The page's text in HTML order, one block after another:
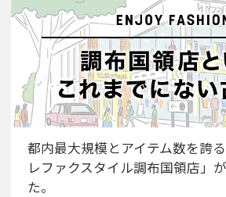
都内最大規模とアイテム数を誇
レファクスタイル調布国領店」
た。